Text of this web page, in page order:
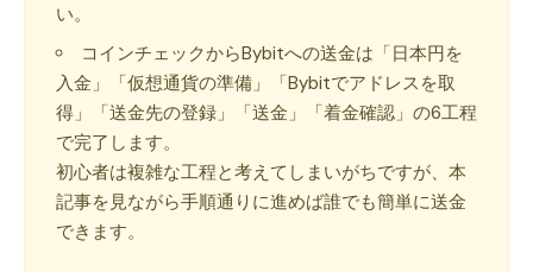
い。
コインチェックからBybitへの送金は「日本円を
入金」「仮想通貨の準備」「Bybitでアドレスを取
得」「送金先の登録」「送金」「着金確認」の6工程
で完了します。
初心者は複雑な工程と考えてしまいがちですが、本
記事を見ながら手順通りに進めば誰でも簡単に送金
できます。